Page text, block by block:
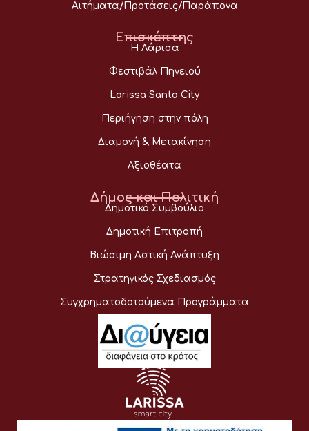
Αιτήματα/Προτάσεις/Παράπονα
Επισκέπτης
Η Λάρισα
Φεστιβάλ Πηνειού
Larissa Santa City
Περιήγηση στην πόλη
Διαμονή & Μετακίνηση
Αξιοθέατα
Δήμος και Πολιτική
Δημοτικό Συμβούλιο
Δημοτική Επιτροπή
Βιώσιμη Αστική Ανάπτυξη
Στρατηγικός Σχεδιασμός
Συγχρηματοδοτούμενα Προγράμματα